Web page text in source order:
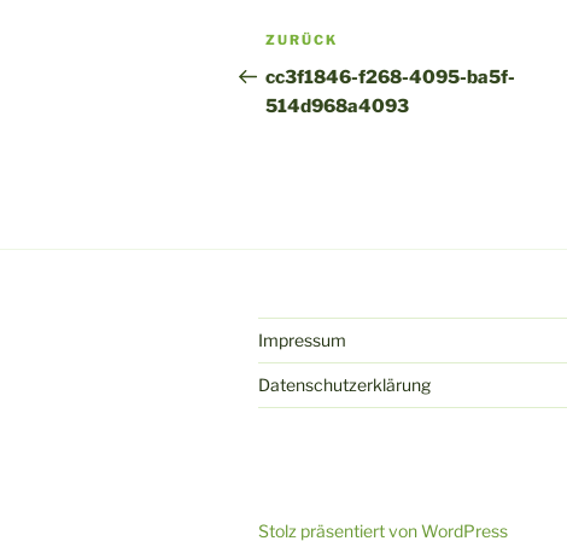
Beitragsnavigation
Vorheriger
Beitrag
ZURÜCK
cc3f1846-f268-4095-ba5f-
514d968a4093
Impressum
Datenschutzerklärung
Stolz präsentiert von WordPress